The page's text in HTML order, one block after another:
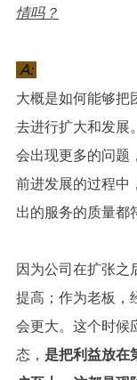
情吗？
A:
大概是如何能够把
去进行扩大和发展
会出现更多的问题
前进发展的过程中
出的服务的质量都
因为公司在扩张之
提高；作为老板，
会更大。这个时候
态， 是把利益放在